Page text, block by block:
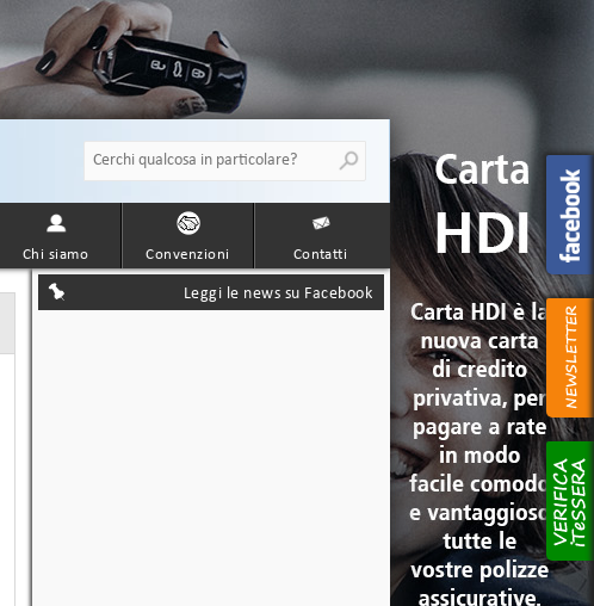
Chi siamo Convenzioni Contatti
Leggi le news su Facebook